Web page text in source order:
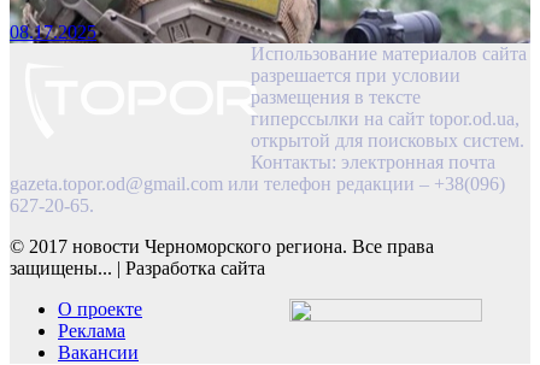
08.17.2025
Использование материалов сайта
разрешается при условии
размещения в тексте
гиперссылки на сайт topor.od.ua,
открытой для поисковых систем.
Контакты: электронная почта
gazeta.topor.od@gmail.com или телефон редакции – +38(096)
627-20-65.
© 2017 новости Черноморского региона. Все права
защищены... | Разработка сайта
О проекте
Реклама
Вакансии